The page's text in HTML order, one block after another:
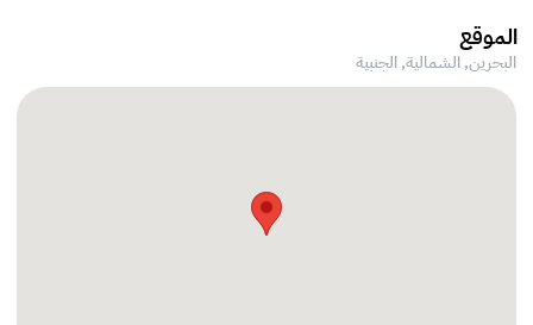
الموقع
البحرين, الشمالية,الجنبية